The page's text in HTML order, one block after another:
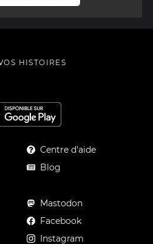
HISTOIRES
Centre d'aide
Blog
Mastodon
Facebook
Instagram